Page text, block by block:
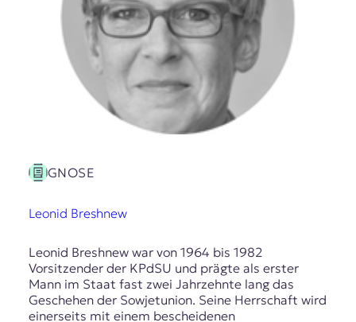
GNOSE
Leonid Breshnew
Leonid Breshnew war von 1964 bis 1982
Vorsitzender der KPdSU und prägte als erster
Mann im Staat fast zwei Jahrzehnte lang das
Geschehen der Sowjetunion. Seine Herrschaft wird
einerseits mit einem bescheidenen